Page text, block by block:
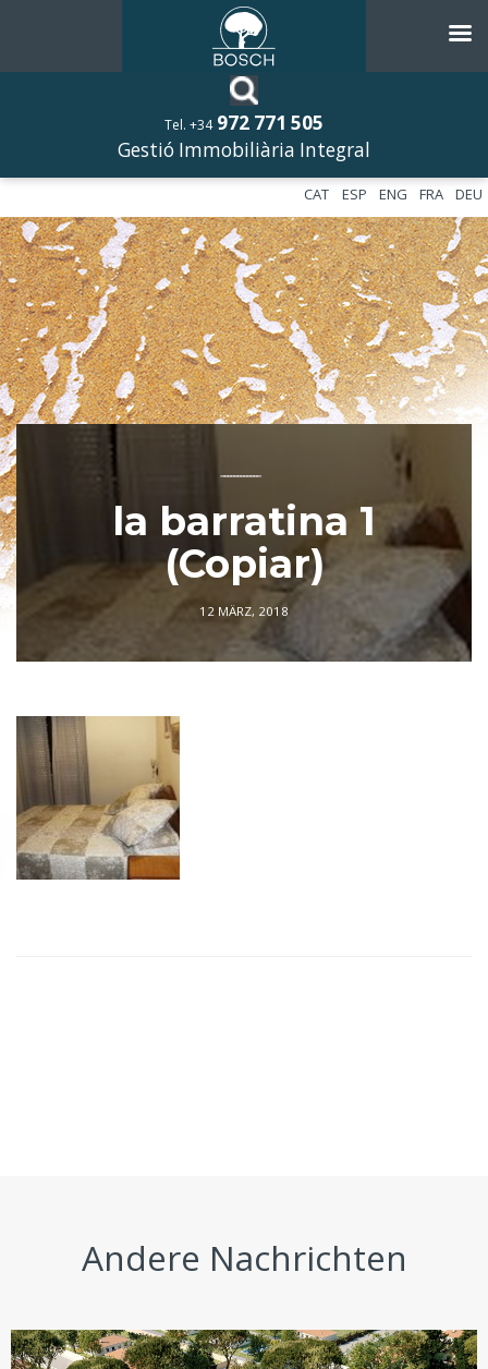
Tel. +34 972 771 505
Gestió Immobiliària Integral
DEU
FRA
ENG
ESP
CAT
––––––––––––
la barratina 1
(Copiar)
12 MÄRZ, 2018
Andere Nachrichten